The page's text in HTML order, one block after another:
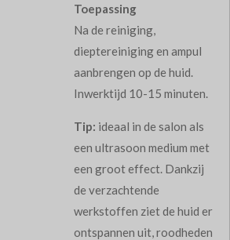
Toepassing
Na de reiniging,
dieptereiniging en ampul
aanbrengen op de huid.
Inwerktijd 10-15 minuten.
Tip: ideaal in de salon als
een ultrasoon medium met
een groot effect. Dankzij
de verzachtende
werkstoffen ziet de huid er
ontspannen uit, roodheden